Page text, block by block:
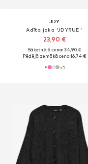
JDY
Adīta jaka 'JDYRUE '
23,90 €
Sākotnējā cena: 34,90 €
Pēdējā zemākā cena:16,74 €
+1